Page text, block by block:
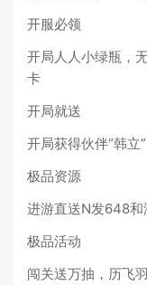
开服必领
开局人人小绿瓶，
卡
开局就送
开局获得伙伴“韩立
极品资源
进游直送N发648和
极品活动
闯关送万抽，历飞